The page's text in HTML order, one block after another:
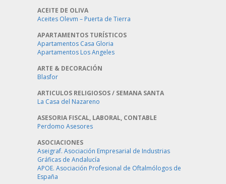
ACEITE DE OLIVA
Aceites Olevm – Puerta de Tierra
APARTAMENTOS TURÍSTICOS
Apartamentos Casa Gloria
Apartamentos Los Angeles
ARTE & DECORACIÓN
Blasfor
ARTICULOS RELIGIOSOS / SEMANA SANTA
La Casa del Nazareno
ASESORIA FISCAL, LABORAL, CONTABLE
Perdomo Asesores
ASOCIACIONES
Aseigraf. Asociación Empresarial de Industrias
Gráficas de Andalucía
APOE. Asociación Profesional de Oftalmólogos de
España